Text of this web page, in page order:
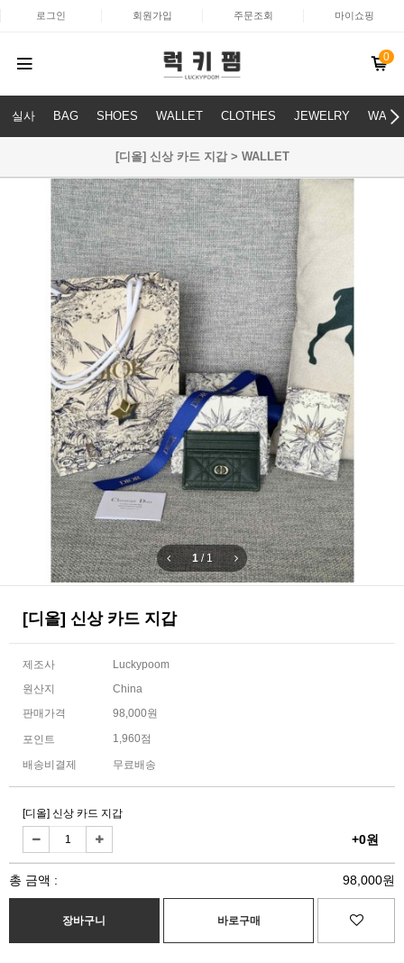
로그인 회원가입 주문조회 마이쇼핑
0
실사 BAG SHOES WALLET CLOTHES JEWELRY
[디올] 신상 카드 지갑 > WALLET
1/ 1
[디올] 신상 카드 지갑
제조사
Luckypoom
원산지
China
판매가격
98,000원
포인트 1,960점
배송비결제 무료배송
[디올] 신상 카드 지갑
+0원
총 금액 : 98,000원